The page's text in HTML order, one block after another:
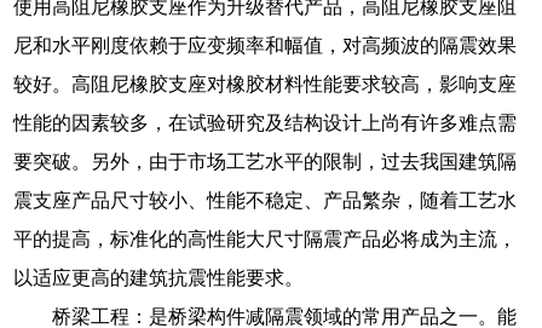
使用高阻尼橡胶支座作为升级替代产品，高阻尼橡胶支座阻
尼和水平刚度依赖于应变频率和幅值，对高频波的隔震效果
较好。高阻尼橡胶支座对橡胶材料性能要求较高，影响支座
性能的因素较多，在试验研究及结构设计上尚有许多难点需
要突破。另外，由于市场工艺水平的限制，过去我国建筑隔
震支座产品尺寸较小、性能不稳定、产品繁杂，随着工艺水
平的提高，标准化的高性能大尺寸隔震产品必将成为主流，
以适应更高的建筑抗震性能要求。
桥梁工程：是桥梁构件减隔震领域的常用产品之一。能